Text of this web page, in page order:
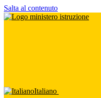
Salta al contenuto
Italiano